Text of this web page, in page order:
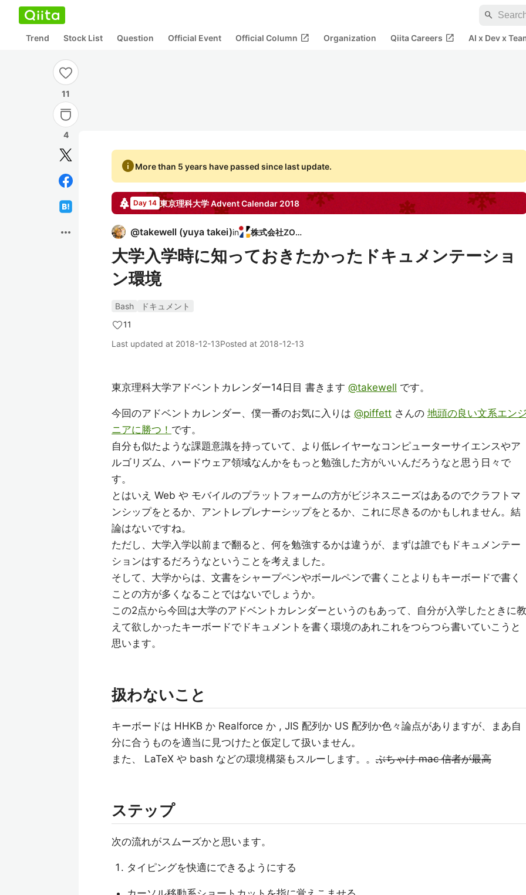
search
Trend Stock List Question Official Event Official Column open_in_new Organization Qiita Careers open_in_new AI x Dev x
11
4
more_horiz
infoMore than 5 years have passed since last update.
Day 14 東京理科大学Advent Calendar 2018
@takewell (yuya takei)in 株式会社ZOZO
大学入学時に知っておきたかったドキュメンテーショ
ン環境
Bash
ドキュメント
11
Last updated at 2018-12-13Posted at 2018-12-13
東京理科大学アドベントカレンダー14日目 書きます @takewell です。
今回のアドベントカレンダー、僕一番のお気に入りは @piffett さんの 地頭の良い文系エン
ニアに勝つ！ です。
自分も似たような課題意識を持っていて、より低レイヤーなコンピューターサイエンスやア
ルゴリズム、ハードウェア領域なんかをもっと勉強した方がいいんだろうなと思う日々で
す。
とはいえ Web や モバイルのプラットフォームの方がビジネスニーズはあるのでクラフトマ
ンシップをとるか、アントレプレナーシップをとるか、これに尽きるのかもしれません。結
論はないですね。
ただし、大学入学以前まで翻ると、何を勉強するかは違うが、まずは誰でもドキュメンテー
ションはするだろうなということを考えました。
そして、大学からは、文書をシャープペンやボールペンで書くことよりもキーボードで書く
ことの方が多くなることではないでしょうか。
この2点から今回は大学のアドベントカレンダーというのもあって、自分が入学したときに教
えて欲しかったキーボードでドキュメントを書く環境のあれこれをつらつら書いていこうと
思います。
扱わないこと
キーボードは HHKB か Realforce か , JIS 配列か US 配列か色々論点がありますが、まあ自
分に合うものを適当に見つけたと仮定して扱いません。
また、 LaTeX や bash などの環境構築もスルーします。。 ぶちゃけ mac 信者が最高
ステップ
次の流れがスムーズかと思います。
タイピングを快適にできるようにする